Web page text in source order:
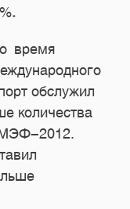
.
время
обслужил
количества
2012.